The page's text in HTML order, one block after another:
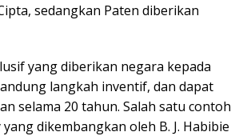
sedangkan Paten diberikan
yang diberikan negara kepada
langkah inventif, dan dapat
selama 20 tahun. Salah satu contoh
dikembangkan oleh B. J. Habibie